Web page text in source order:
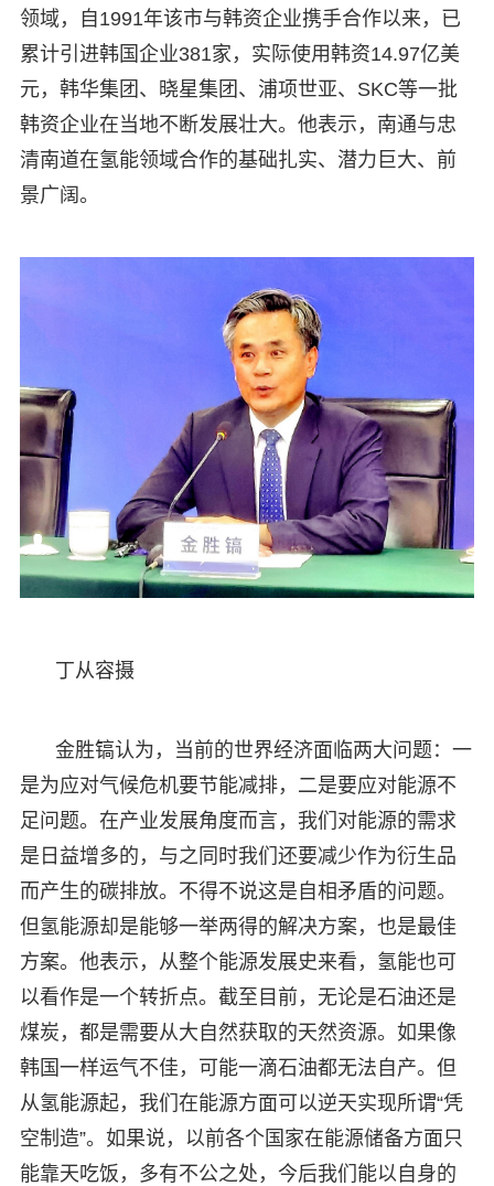
领域，自1991年该市与韩资企业携手合作以来，已
累计引进韩国企业381家，实际使用韩资14.97亿美
元，韩华集团、晓星集团、浦项世亚、SKC等一批
韩资企业在当地不断发展壮大。他表示，南通与忠
清南道在氢能领域合作的基础扎实、潜力巨大、前
景广阔。
丁从容摄
金胜镐认为，当前的世界经济面临两大问题：一
是为应对气候危机要节能减排，二是要应对能源不
足问题。在产业发展角度而言，我们对能源的需求
是日益增多的，与之同时我们还要减少作为衍生品
而产生的碳排放。不得不说这是自相矛盾的问题。
但氢能源却是能够一举两得的解决方案，也是最佳
方案。他表示，从整个能源发展史来看，氢能也可
以看作是一个转折点。截至目前，无论是石油还是
煤炭，都是需要从大自然获取的天然资源。如果像
韩国一样运气不佳，可能一滴石油都无法自产。但
从氢能源起，我们在能源方面可以逆天实现所谓“凭
空制造”。如果说，以前各个国家在能源储备方面只
能靠天吃饭，多有不公之处，今后我们能以自身的